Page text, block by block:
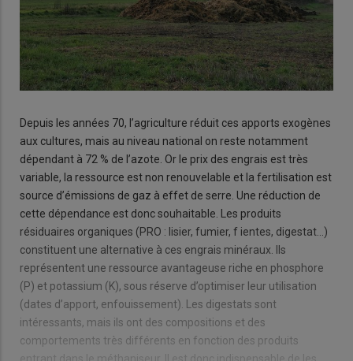
Depuis les années 70, l’agriculture réduit ces apports exogènes
aux cultures, mais au niveau national on reste notamment
dépendant à 72 % de l’azote. Or le prix des engrais est très
variable, la ressource est non renouvelable et la fertilisation est
source d’émissions de gaz à effet de serre. Une réduction de
cette dépendance est donc souhaitable. Les produits
résiduaires organiques (PRO : lisier, fumier, f ientes, digestat…)
constituent une alternative à ces engrais minéraux. Ils
représentent une ressource avantageuse riche en phosphore
(P) et potassium (K), sous réserve d’optimiser leur utilisation
(dates d’apport, enfouissement). Les digestats sont
intéressants, mais ils ont des compositions et des
comportements très différents en fonction des produits